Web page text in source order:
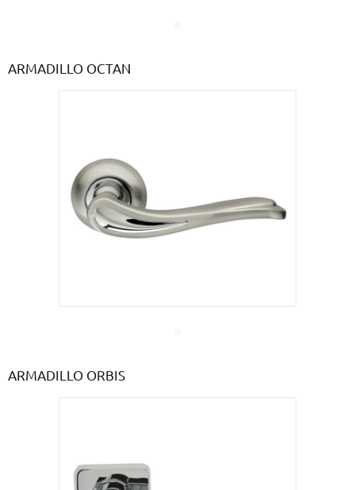
ARMADILLO OCTAN
ARMADILLO ORBIS